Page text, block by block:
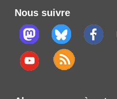
Nous suivre